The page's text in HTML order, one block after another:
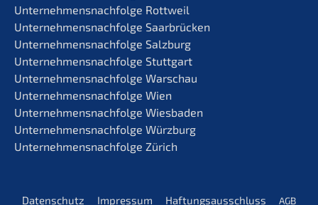
Unternehmens­nachfolge Rottweil
Unternehmens­nachfolge Saarbrücken
Unternehmens­nachfolge Salzburg
Unternehmens­nachfolge Stuttgart
Unternehmens­nachfolge Warschau
Unternehmens­nachfolge Wien
Unternehmens­nachfolge Wiesbaden
Unternehmens­nachfolge Würzburg
Unternehmens­nachfolge Zürich
Daten­schutz Impres­sum Haftungs­aus­schluss AGB